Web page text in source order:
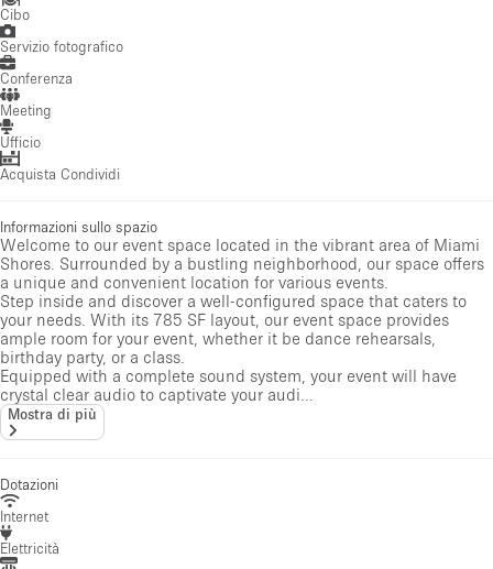
Cibo
Servizio fotografico
Conferenza
Meeting
Ufficio
Acquista Condividi
Informazioni sullo spazio
Welcome to our event space located in the vibrant area of Miami
Shores. Surrounded by a bustling neighborhood, our space offers
a unique and convenient location for various events.
Step inside and discover a well-configured space that caters to
your needs. With its 785 SF layout, our event space provides
ample room for your event, whether it be dance rehearsals,
birthday party, or a class.
Equipped with a complete sound system, your event will have
crystal clear audio to captivate your audi...
Mostra di più
Dotazioni
Internet
Elettricità